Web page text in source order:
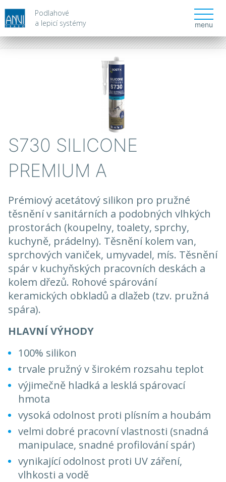
Podlahové
a lepicí systémy
menu
S730 SILICONE
PREMIUM A
Prémiový acetátový silikon pro pružné
těsnění v sanitárních a podobných vlhkých
prostorách (koupelny, toalety, sprchy,
kuchyně, prádelny). Těsnění kolem van,
sprchových vaniček, umyvadel, mís. Těsnění
spár v kuchyňských pracovních deskách a
kolem dřezů. Rohové spárování
keramických obkladů a dlažeb (tzv. pružná
spára).
HLAVNÍ VÝHODY
100% silikon
trvale pružný v širokém rozsahu teplot
výjimečně hladká a lesklá spárovací
hmota
vysoká odolnost proti plísním a houbám
velmi dobré pracovní vlastnosti (snadná
manipulace, snadné profilování spár)
vynikající odolnost proti UV záření,
vlhkosti a vodě